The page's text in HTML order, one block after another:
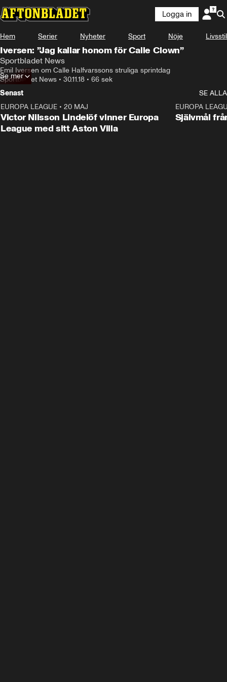
Logga in
Hem Serier Nyheter Sport Nöje Livsstil
Iversen: ”Jag kallar honom för Calle Clown”
Sportbladet News
Emil Iversen om Calle Halfvarssons struliga sprintdag
Sportbladet News • 30.11.18 • 66 sek
Se mer
Senast
SE ALLA
EUROPA LEAGUE • 20 MAJ
Victor Nilsson Lindelöf vinner Europa
League med sitt Aston Villa
EUROPA
Självmål